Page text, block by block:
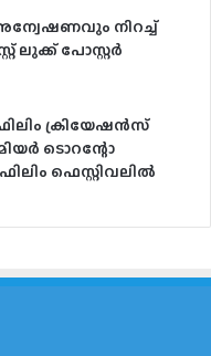
നിറച്ച്
ലുക്ക് പോസ്റ്റര്‍
ഫിലിം ക്രിയേഷന്‍സ്
ടൊറന്റോ
ഫെസ്റ്റിവലില്‍